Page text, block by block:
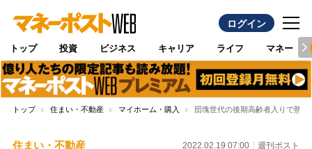
ログイン
トップ 投資 ビジネス キャリア ライフ マネー
トップ 住まい・不動産 マイホーム・購入 団塊世代の後期高齢者入りで懸
住まい・不動産 2022.02.19 07:00 週刊ポスト